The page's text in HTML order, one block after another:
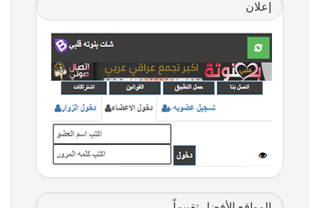
إعلان